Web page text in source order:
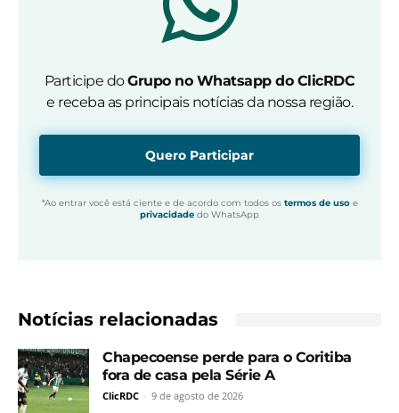
Participe doGrupo no Whatsapp do ClicRDC
e receba as principais notícias da nossa região.
Quero Participar
*Ao entrar você está ciente e de acordo com todos os termos de usoe
privacidade do WhatsApp
Notícias relacionadas
Chapecoense perde para o Coritiba
fora de casa pela Série A
ClicRDC - 9 de agosto de 2026